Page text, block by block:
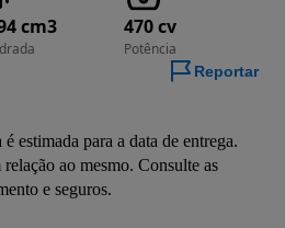
cm3 470 cv
Potência
Reportar
estimada para a data de entrega.
ao mesmo. Consulte as
e seguros.